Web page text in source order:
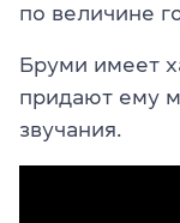
по величине
Бруми имеет
придают ему
звучания.